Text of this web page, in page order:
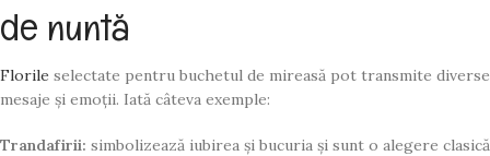
de nuntă
Florile selectate pentru buchetul de mireasă pot transmite diverse
mesaje și emoții. Iată câteva exemple:
Trandafirii: simbolizează iubirea și bucuria și sunt o alegere clasică